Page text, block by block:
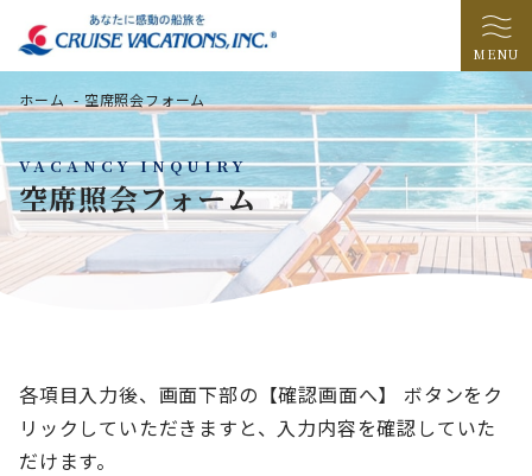
MENU
VACANCY INQUIRY
空席照会フォーム
ホーム - 空席照会フォーム
各項目入力後、画面下部の【確認画面へ】 ボタンをク
リックしていただきますと、入力内容を確認していた
だけます。